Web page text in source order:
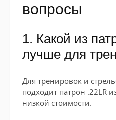
вопросы
1. Какой из
лучше для
Для тренировок и
подходит патрон .22LR
низкой стоимости.